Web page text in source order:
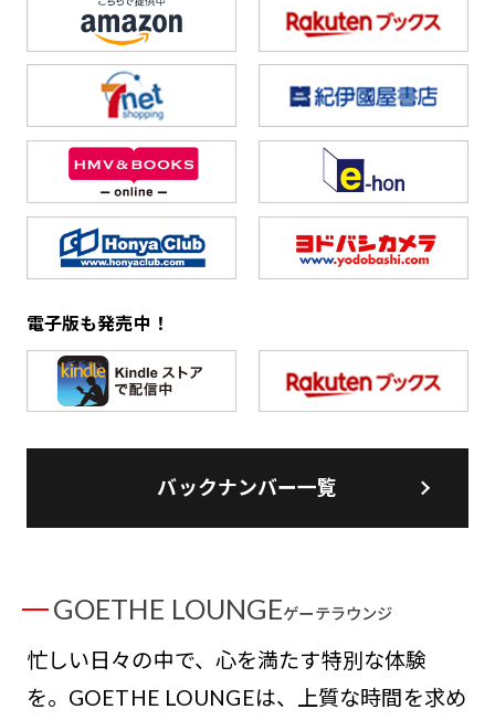
電子版も発売中！
バックナンバー一覧
GOETHE LOUNGEゲーテラウンジ
忙しい日々の中で、心を満たす特別な体験
を。GOETHE LOUNGEは、上質な時間を求め